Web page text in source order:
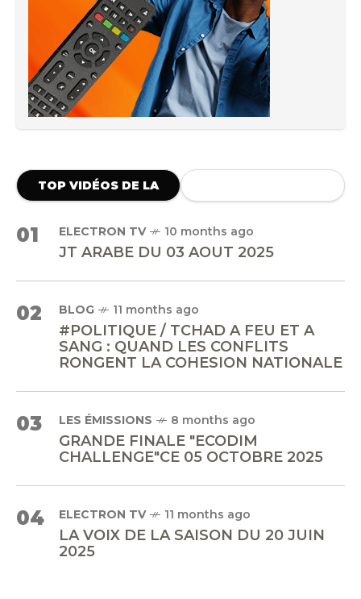
TOP VIDÉOS DE LA
01 ELECTRON TV 10 months ago
JT ARABE DU 03 AOUT 2025
02 BLOG 11 months ago
#POLITIQUE / TCHAD A FEU ET A
SANG : QUAND LES CONFLITS
RONGENT LA COHESION NATIONALE
03 LES ÉMISSIONS 8 months ago
GRANDE FINALE "ECODIM
CHALLENGE"CE 05 OCTOBRE 2025
04 ELECTRON TV 11 months ago
LA VOIX DE LA SAISON DU 20 JUIN
2025